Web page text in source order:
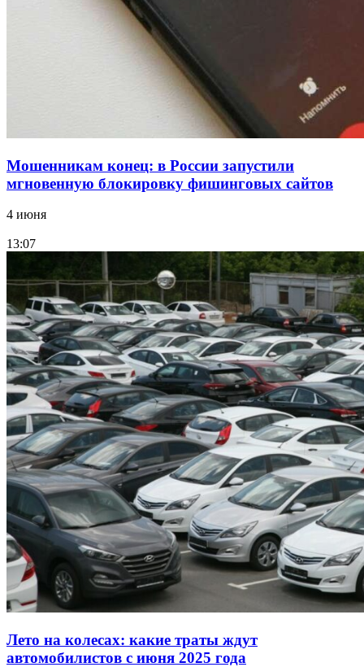
заключены контракты на 3,6 млн долларов
Мошенникам конец: в России запустили
мгновенную блокировку фишинговых сайтов
4 июня
13:07
Лето на колесах: какие траты ждут
автомобилистов с июня 2025 года